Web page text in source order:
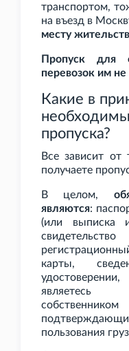
транспортом,
на въезд в
месту
Пропуск для
перевозок им
Какие в
пропуска?
Все зависит
получаете
В целом,
являются:
(или выписка
карты,
являетесь
пользования